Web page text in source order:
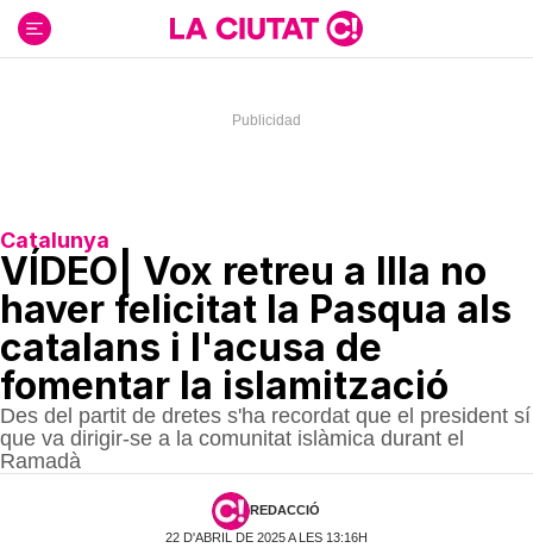
contenido
Catalunya
VÍDEO| Vox retreu a Illa no
haver felicitat la Pasqua als
catalans i l'acusa de
fomentar la islamització
Des del partit de dretes s'ha recordat que el president sí
que va dirigir-se a la comunitat islàmica durant el
Ramadà
REDACCIÓ
22 D'ABRIL DE 2025 A LES 13:16H